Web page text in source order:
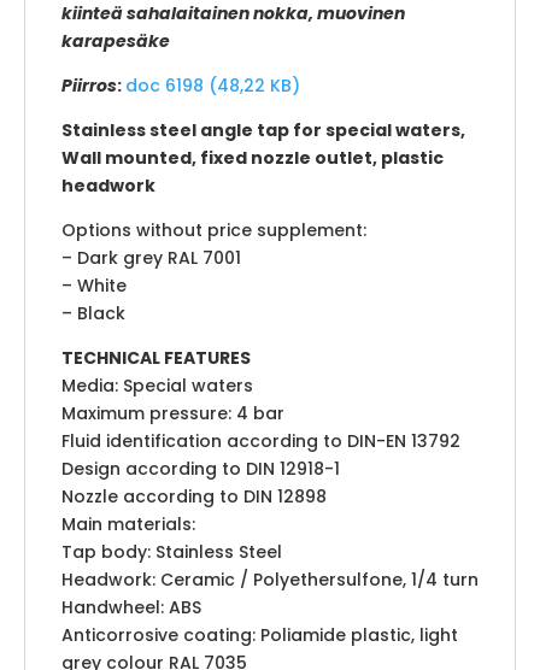
kiinteä sahalaitainen nokka, muovinen
karapesäke
Piirros: doc 6198 (48,22 KB)
Stainless steel angle tap for special waters,
Wall mounted, fixed nozzle outlet, plastic
headwork
Options without price supplement:
– Dark grey RAL 7001
– White
– Black
TECHNICAL FEATURES
Media: Special waters
Maximum pressure: 4 bar
Fluid identification according to DIN-EN 13792
Design according to DIN 12918-1
Nozzle according to DIN 12898
Main materials:
Tap body: Stainless Steel
Headwork: Ceramic / Polyethersulfone, 1/4 turn
Handwheel: ABS
Anticorrosive coating: Poliamide plastic, light
grey colour RAL 7035